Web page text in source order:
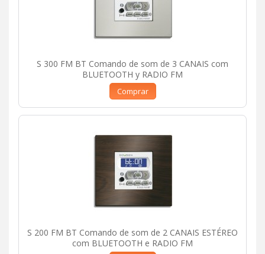
S 300 FM BT Comando de som de 3 CANAIS com
BLUETOOTH y RADIO FM
Comprar
S 200 FM BT Comando de som de 2 CANAIS ESTÉREO
com BLUETOOTH e RADIO FM